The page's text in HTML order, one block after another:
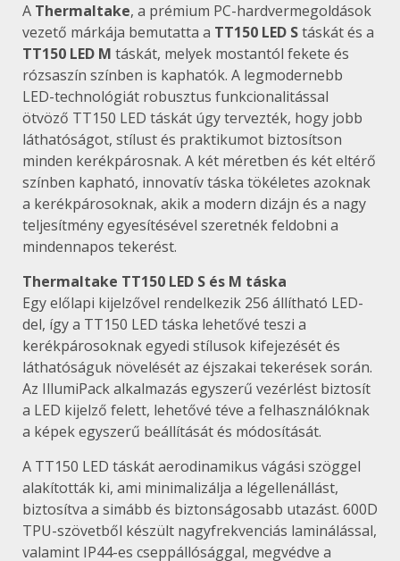
A Thermaltake, a prémium PC-hardvermegoldások
vezető márkája bemutatta a TT150 LED Stáskát és a
TT150 LED M táskát, melyek mostantól fekete és
rózsaszín színben is kaphatók. A legmodernebb
LED-technológiát robusztus funkcionalitással
ötvöző TT150 LED táskát úgy tervezték, hogy jobb
láthatóságot, stílust és praktikumot biztosítson
minden kerékpárosnak. A két méretben és két eltérő
színben kapható, innovatív táska tökéletes azoknak
a kerékpárosoknak, akik a modern dizájn és a nagy
teljesítmény egyesítésével szeretnék feldobni a
mindennapos tekerést.
Thermaltake TT150 LED S és M táska
Egy előlapi kijelzővel rendelkezik 256 állítható LED-
del, így a TT150 LED táska lehetővé teszi a
kerékpárosoknak egyedi stílusok kifejezését és
láthatóságuk növelését az éjszakai tekerések során.
Az IllumiPack alkalmazás egyszerű vezérlést biztosít
a LED kijelző felett, lehetővé téve a felhasználóknak
a képek egyszerű beállítását és módosítását.
A TT150 LED táskát aerodinamikus vágási szöggel
alakították ki, ami minimalizálja a légellenállást,
biztosítva a simább és biztonságosabb utazást. 600D
TPU-szövetből készült nagyfrekvenciás laminálással,
valamint IP44-es cseppállósággal, megvédve a